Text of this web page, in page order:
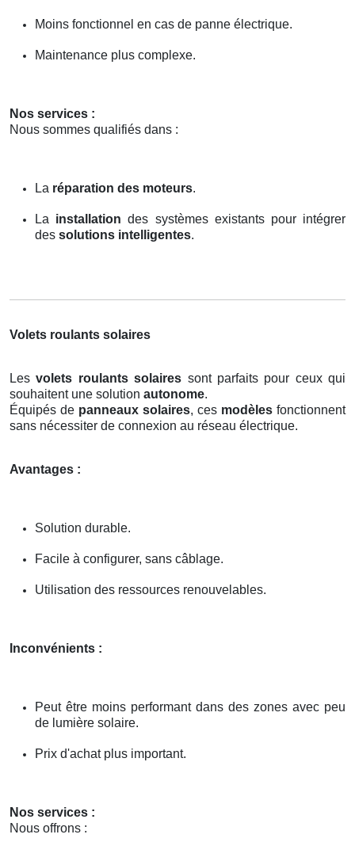
Moins fonctionnel en cas de panne électrique.
Maintenance plus complexe.
Nos services :
Nous sommes qualifiés dans :
La réparation des moteurs.
La installation des systèmes existants pour intégrer
des solutions intelligentes.
Volets roulants solaires
Lesvolets roulants solaires sont parfaits pour ceux qui
souhaitent une solution autonome.
Équipés de panneaux solaires, ces modèles fonctionnent
sans nécessiter de connexion au réseau électrique.
Avantages :
Solution durable.
Facile à configurer, sans câblage.
Utilisation des ressources renouvelables.
Inconvénients :
Peut être moins performant dans des zones avec peu
de lumière solaire.
Prix d'achat plus important.
Nos services :
Nous offrons :